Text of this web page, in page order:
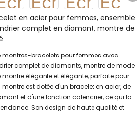
en acier pour femmes, ensemble
complet en diamant, montre de
montres-bracelets pour femmes avec
complet de diamants, montre de mode
élégante et élégante, parfaite pour
est dotée d'un bracelet en acier, de
et d'une fonction calendrier, ce qui la
Son design de haute qualité et